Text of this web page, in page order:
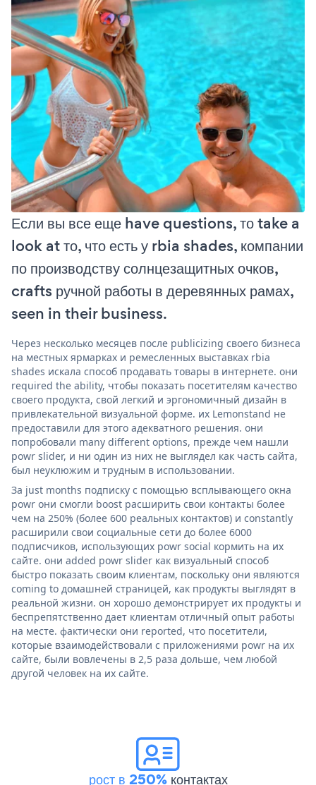
Если вы все еще have questions, то take a
look at то, что есть у rbia shades, компании
по производству солнцезащитных очков,
crafts ручной работы в деревянных рамах,
seen in their business.
Через несколько месяцев после publicizing своего бизнеса
на местных ярмарках и ремесленных выставках rbia
shades искала способ продавать товары в интернете. они
required the ability, чтобы показать посетителям качество
своего продукта, свой легкий и эргономичный дизайн в
привлекательной визуальной форме. их Lemonstand не
предоставили для этого адекватного решения. они
попробовали many different options, прежде чем нашли
powr slider, и ни один из них не выглядел как часть сайта,
был неуклюжим и трудным в использовании.
За just months подписку с помощью всплывающего окна
powr они смогли boost расширить свои контакты более
чем на 250% (более 600 реальных контактов) и constantly
расширили свои социальные сети до более 6000
подписчиков, использующих powr social кормить на их
сайте. они added powr slider как визуальный способ
быстро показать своим клиентам, поскольку они являются
coming to домашней страницей, как продукты выглядят в
реальной жизни. он хорошо демонстрирует их продукты и
беспрепятственно дает клиентам отличный опыт работы
на месте. фактически они reported, что посетители,
которые взаимодействовали с приложениями powr на их
сайте, были вовлечены в 2,5 раза дольше, чем любой
другой человек на их сайте.
рост в 250%контактах